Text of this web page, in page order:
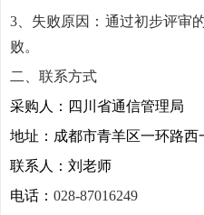
3 、失败原因：通过初步评审
败。
二、联系方式
采购人： 四川省通信管理局
地址：成都市青羊区一环路西
联系人：刘老师
电话： 028-87016249